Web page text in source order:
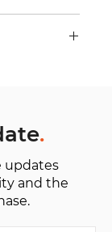
.
updates
and the